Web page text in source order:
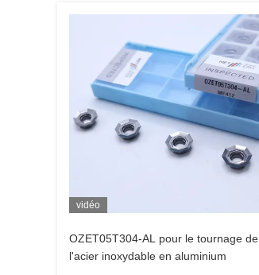
vidéo
OZET05T304-AL pour le tournage de
l'acier inoxydable en aluminium